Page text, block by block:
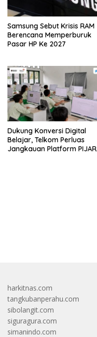
Samsung Sebut Krisis RAM
Berencana Memperburuk
Pasar HP Ke 2027
Dukung Konversi Digital
Belajar, Telkom Perluas
Jangkauan Platform PIJAR
harkitnas.com
tangkubanperahu.com
sibolangit.com
siguragura.com
simanindo.com